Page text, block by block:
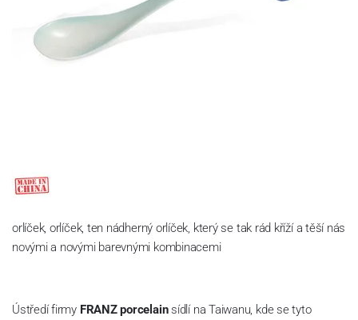
orlíček, orlíček, ten nádherný orlíček, který se tak rád kříží a těší nás
novými a novými barevnými kombinacemi
Ústředí firmy FRANZ porcelainsídlí na Taiwanu, kde se tyto